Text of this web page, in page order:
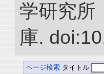
学研究所
庫.
ページ検索 タイトル